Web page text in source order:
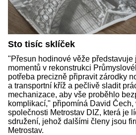
Sto tisíc sklíček
"Přesun hodinové věže představuje
momentů v rekonstrukci
potřeba precizně připravit zárodky
a transportní kříž a pečlivě sladit
mechanizace, aby vše proběhlo
komplikací," připomíná David
společnosti Metrostav DIZ, která je
sdružení, jehož dalšími členy jsou
Metrostav.